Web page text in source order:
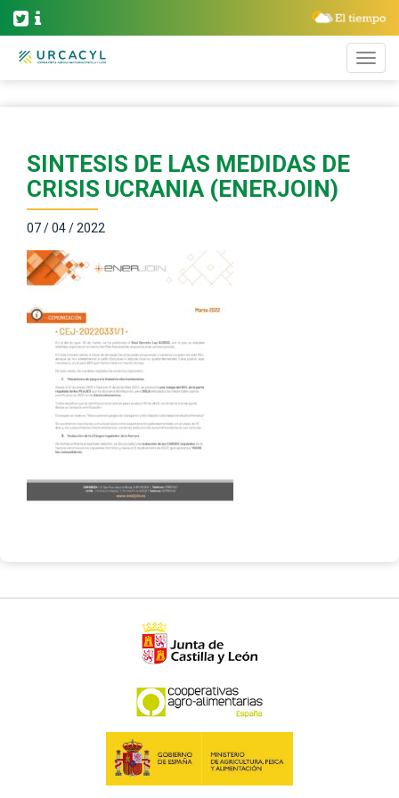
SINTESIS DE LAS MEDIDAS DE
CRISIS UCRANIA (ENERJOIN)
07 / 04 / 2022